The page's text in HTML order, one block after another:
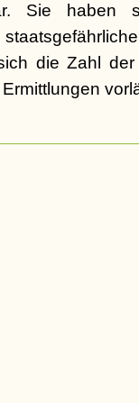
Sie haben
die Zahl